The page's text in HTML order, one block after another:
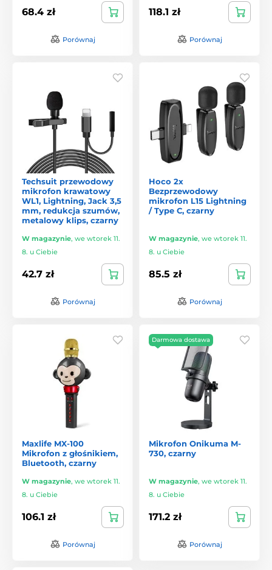
68.4 zł
Porównaj
118.1 zł
Porównaj
Techsuit przewodowy
mikrofon krawatowy
WL1, Lightning, Jack 3,5
mm, redukcja szumów,
metalowy klips, czarny
W magazynie, we wtorek 11.
8. u Ciebie
42.7 zł
Porównaj
Hoco 2x
Bezprzewodowy
mikrofon L15 Lightning
/ Type C, czarny
W magazynie, we wtorek 11.
8. u Ciebie
85.5 zł
Porównaj
Maxlife MX-100
Mikrofon z głośnikiem,
Bluetooth, czarny
W magazynie, we wtorek 11.
8. u Ciebie
106.1 zł
Porównaj
Darmowa dostawa
Mikrofon Onikuma M-
730, czarny
W magazynie, we wtorek 11.
8. u Ciebie
171.2 zł
Porównaj